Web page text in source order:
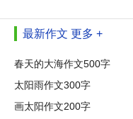
最新作文 更多 +
春天的大海作文500字
太阳雨作文300字
画太阳作文200字